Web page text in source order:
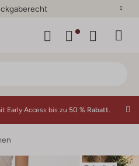
Early Access bis zu 50 % Rabatt.